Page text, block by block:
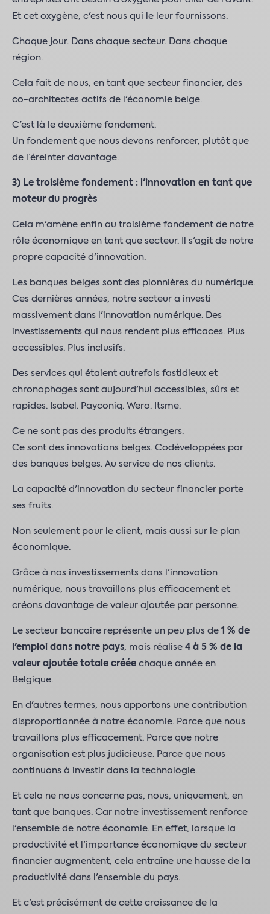
Et cet oxygène, c'est nous qui le leur fournissons.
Chaque jour. Dans chaque secteur. Dans chaque
région.
Cela fait de nous, en tant que secteur financier, des
co-architectes actifs de l'économie belge.
C'est là le deuxième fondement.
Un fondement que nous devons renforcer, plutôt que
de l’éreinter davantage.
3) Le troisième fondement : l'innovation en tant que
moteur du progrès
Cela m'amène enfin au troisième fondement de notre
rôle économique en tant que secteur. Il s'agit de notre
propre capacité d'innovation.
Les banques belges sont des pionnières du numérique.
Ces dernières années, notre secteur a investi
massivement dans l'innovation numérique. Des
investissements qui nous rendent plus efficaces. Plus
accessibles. Plus inclusifs.
Des services qui étaient autrefois fastidieux et
chronophages sont aujourd'hui accessibles, sûrs et
rapides. Isabel. Payconiq. Wero. Itsme.
Ce ne sont pas des produits étrangers.
Ce sont des innovations belges. Codéveloppées par
des banques belges. Au service de nos clients.
La capacité d'innovation du secteur financier porte
ses fruits.
Non seulement pour le client, mais aussi sur le plan
économique.
Grâce à nos investissements dans l'innovation
numérique, nous travaillons plus efficacement et
créons davantage de valeur ajoutée par personne.
Le secteur bancaire représente un peu plus de 1 % de
l'emploi dans notre pays, mais réalise 4 à 5 % de la
valeur ajoutée totale créée chaque année en
Belgique.
En d'autres termes, nous apportons une contribution
disproportionnée à notre économie. Parce que nous
travaillons plus efficacement. Parce que notre
organisation est plus judicieuse. Parce que nous
continuons à investir dans la technologie.
Et cela ne nous concerne pas, nous, uniquement, en
tant que banques. Car notre investissement renforce
l'ensemble de notre économie. En effet, lorsque la
productivité et l'importance économique du secteur
financier augmentent, cela entraîne une hausse de la
productivité dans l'ensemble du pays.
Et c'est précisément de cette croissance de la